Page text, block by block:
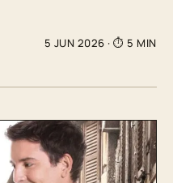
5 JUN 2026 · ⏱ 5 MIN